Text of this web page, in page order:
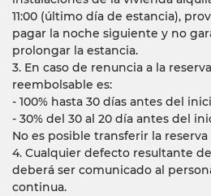
11:00 (último día de estancia),
pagar la noche siguiente y no
prolongar la estancia.
3. En caso de renuncia a la
reembolsable es:
- 100% hasta 30 días antes del
- 30% del 30 al 20 día antes del
No es posible transferir la reserva
4. Cualquier defecto resultante
deberá ser comunicado al
continua.